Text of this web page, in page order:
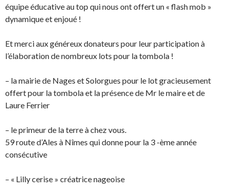
équipe éducative au top qui nous ont offert un « flash mob »
dynamique et enjoué !
Et merci aux généreux donateurs pour leur participation à
l’élaboration de nombreux lots pour la tombola !
– la mairie de Nages et Solorgues pour le lot gracieusement
offert pour la tombola et la présence de Mr le maire et de
Laure Ferrier
– le primeur de la terre à chez vous.
59 route d’Ales à Nîmes qui donne pour la 3 -ème année
consécutive
– « Lilly cerise » créatrice nageoise